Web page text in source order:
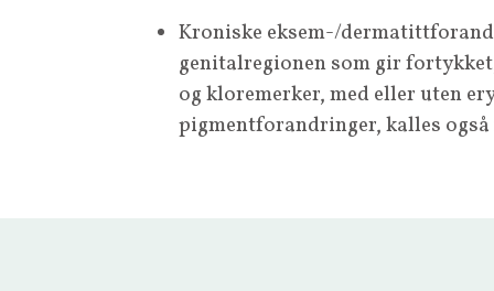
Kroniske eksem-/
genitalregionen som gir
og kloremerker, med eller uten
pigmentforandringer, kalles